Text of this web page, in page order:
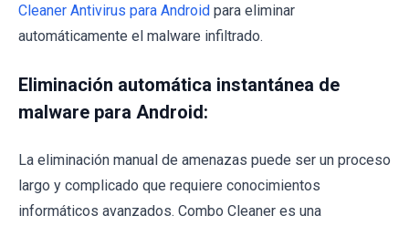
Cleaner Antivirus para Android para eliminar
automáticamente el malware infiltrado.
Eliminación automática instantánea de
malware para Android:
La eliminación manual de amenazas puede ser un proceso
largo y complicado que requiere conocimientos
informáticos avanzados. Combo Cleaner es una